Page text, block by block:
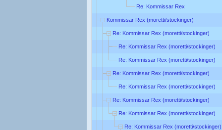
Re: Kommissar Rex
Kommissar Rex (moretti/stockinger)
Re: Kommissar Rex (moretti/stockinger)
Re: Kommissar Rex (moretti/stockinger)
Re: Kommissar Rex (moretti/stockinger)
Re: Kommissar Rex (moretti/stockinger)
Re: Kommissar Rex (moretti/stockinger)
Re: Kommissar Rex (moretti/stockinger)
Re: Kommissar Rex (moretti/stockinger)
Re: Kommissar Rex (moretti/stockinger)